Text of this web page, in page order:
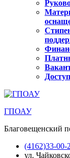
ГПОАУ
Благовещенский
(4162)33-00-
ул.